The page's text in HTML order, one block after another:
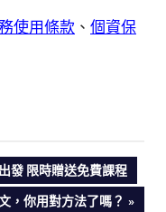
使用條款 、 個資保
發 限時贈送免費課程
，你用對方法了嗎？